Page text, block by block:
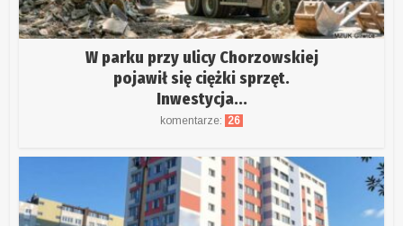
W parku przy ulicy Chorzowskiej
pojawił się ciężki sprzęt.
Inwestycja...
komentarze: 26